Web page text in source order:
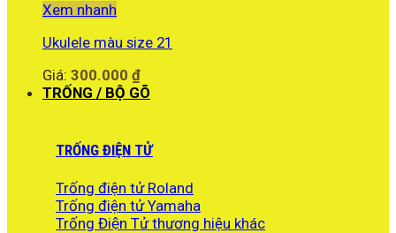
Xem nhanh
Ukulele màu size 21
Giá: 300.000 ₫
TRỐNG / BỘ GÕ
TRỐNG ĐIỆN TỬ
Trống điện tử Roland
Trống điện tử Yamaha
Trống Điện Tử thương hiệu khác